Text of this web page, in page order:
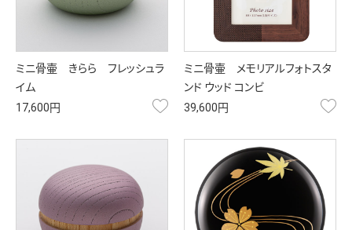
ミニ骨壷 きらら フレッシュラ
イム
17,600円
お気に入り
ミニ骨壷 メモリアルフォトスタ
ンド ウッド コンビ
39,600円